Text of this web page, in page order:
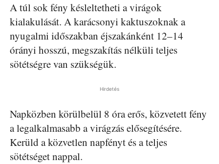
A túl sok fény késleltetheti a virágok
kialakulását. A karácsonyi kaktuszoknak a
nyugalmi időszakban éjszakánként 12–14
órányi hosszú, megszakítás nélküli teljes
sötétségre van szükségük.
Hirdetés
Napközben körülbelül 8 óra erős, közvetett fény
a legalkalmasabb a virágzás elősegítésére.
Kerüld a közvetlen napfényt és a teljes
sötétséget nappal.